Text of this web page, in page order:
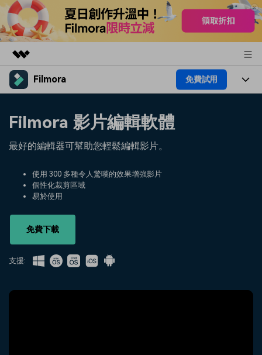
精選產品
實用工具
解決方案
商店
Filmora 免費試用
音訊
熱門人群
熱門方案
部落格
AI提示詞大全
收錄 100+ 熱門影片提示詞，快
幫助中心
我們隨時為您提供協助 如何用 Filmora 做出影響力
立即購買 登入
Filmora 影片編輯軟體
最好的編輯器可幫助您輕鬆編輯影片。
使用 300 多種令人驚嘆的效果增強影片
個性化裁剪區域
易於使用
免費下載
支援: